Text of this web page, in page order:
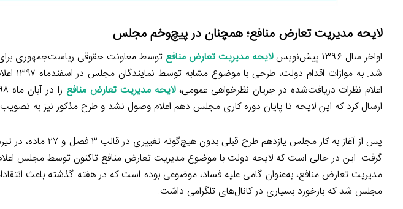
لایحه مدیریت تعارض منافع؛ همچنان در پیچ‌وخم مجلس
اواخر سال ۱۳۹۶ پیش‌نویس لایحه مدیریت تعارض منافع توسط معاونت حقوقی ریاست‌جمهوری برای
شد. به
اعلام نظرات دریافت‌شده در جریان نظرخواهی عمومی،لایحه مدیریت تعارض منافع
ارسال کرد که این لایحه تا پایان دوره كاری مجلس دهم اعلام وصول نشد و طرح مذکور نیز به
گرفت. این در حالی است که لایحه دولت با موضوع مدیریت تعارض منافع تاكنون توسط مجلس
مدیریت تعارض منافع، به‌عنوان گامی علیه فساد، موضوعی بوده است که در هفته گذشته باعث
مجلس شد که بازخورد بسیاری در کانال‌های تلگرامی داشت.